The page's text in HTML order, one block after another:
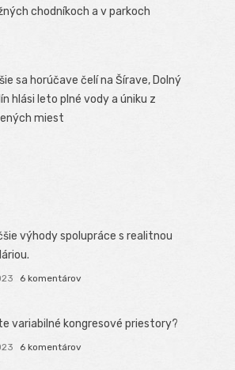
chodníkoch a v parkoch
sa horúčave čelí na Šírave, Dolný
hlási leto plné vody a úniku z
miest
výhody spolupráce s realitnou
6 komentárov
variabilné kongresové priestory?
6 komentárov